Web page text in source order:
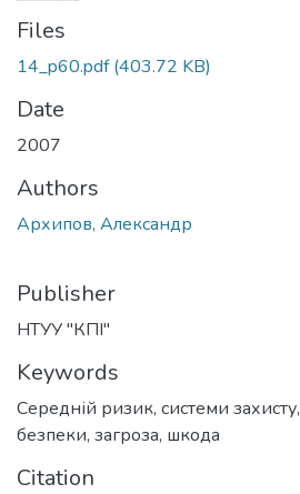
Files
14_p60.pdf(403.72 KB)
Date
2007
Authors
Архипов, Александр
Publisher
НТУУ "КПІ"
Keywords
Середній ризик, системи захисту,
безпеки, загроза, шкода
Citation